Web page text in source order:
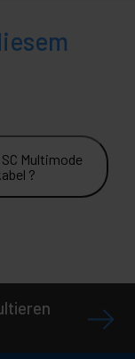
Multimode
?